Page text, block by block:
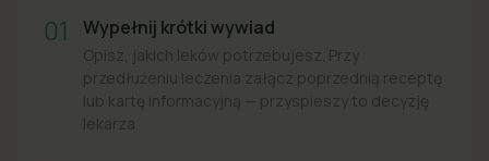
01 Wypełnij krótki wywiad
Opisz, jakich leków potrzebujesz. Przy
przedłużeniu leczenia załącz poprzednią receptę
lub kartę informacyjną — przyspieszy to decyzję
lekarza.